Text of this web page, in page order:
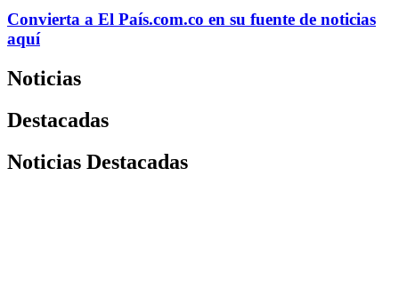
Convierta a El País.com.co en su fuente de noticias
aquí
Noticias
Destacadas
Noticias Destacadas